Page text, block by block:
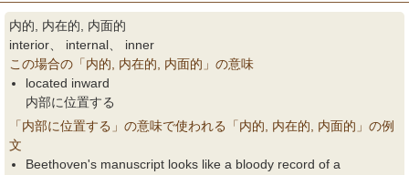
内的, 内在的, 内面的
interior、 internal、 inner
この場合の「内的, 内在的, 内面的」の意味
located inward
内部に位置する
「内部に位置する」の意味で使われる「内的, 内在的, 内面的」の例
文
Beethoven's manuscript looks like a bloody record of a